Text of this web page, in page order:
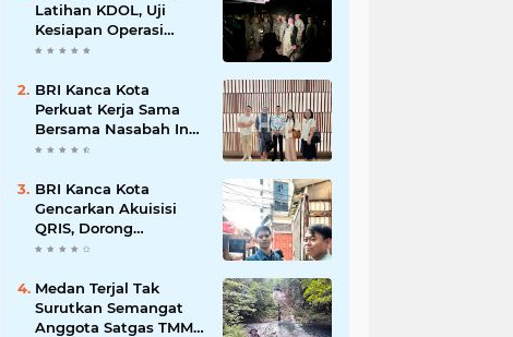
Latihan KDOL, Uji
Kesiapan Operasi
Lintas Udara dalam
TNI 2026
BRI Kanca Kota
Perkuat Kerja Sama
Bersama Nasabah Inti,
Dorong Pertumbuhan
BRI Kanca Kota
Gencarkan Akuisisi
QRIS, Dorong
Digitalisasi Transaksi
Medan Terjal Tak
Surutkan Semangat
Anggota Satgas TMMD